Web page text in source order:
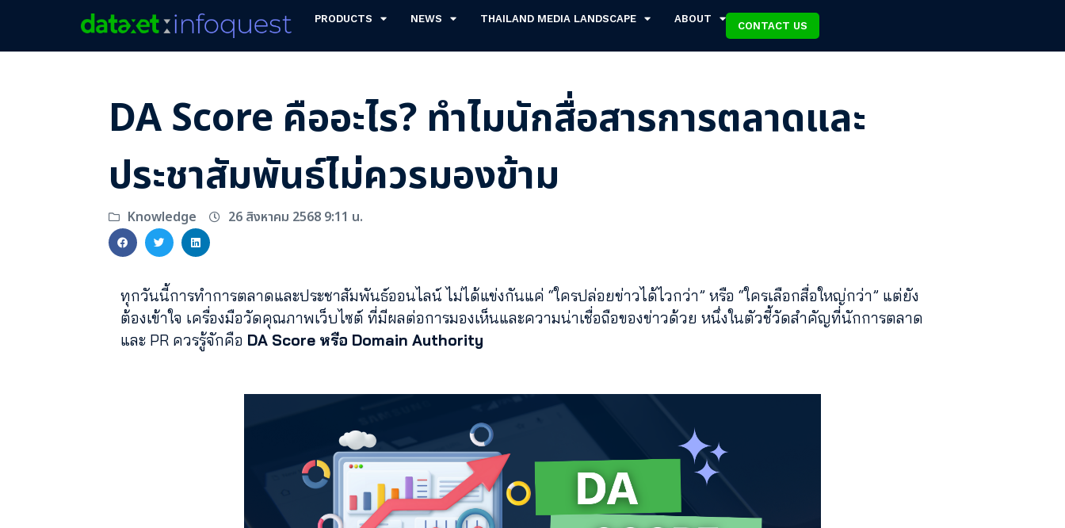
PRODUCTS NEWS THAILAND MEDIA LANDSCAPE ABOUT
CONTACT US
DA Score คืออะไร? ทำไมนักสื่อสารการตลาดและ
ประชาสัมพันธ์ไม่ควรมองข้าม
Knowledge 26 สิงหาคม 2568 9:11 น.
ทุกวันนี้การทำการตลาดและประชาสัมพันธ์ออนไลน์ ไม่ได้แข่งกันแค่ “ใครปล่อยข่าวได้ไวกว่า” หรือ “ใครเลือกสื่อใหญ่กว่า” แต่ยัง
ต้องเข้าใจ เครื่องมือวัดคุณภาพเว็บไซต์ ที่มีผลต่อการมองเห็นและความน่าเชื่อถือของข่าวด้วย หนึ่งในตัวชี้วัดสำคัญที่นักการตลาด
และ PR ควรรู้จักคือ DA Score หรือ Domain Authority